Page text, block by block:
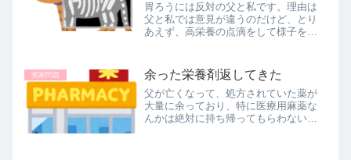
胃ろうには反対の父と私です。理由は
父と私では意見が違うのだけど、とり
あえず、高栄養の点滴をして様子を見
ブを抜いて口から何かを食べさせてあ
げたい、その一心は父娘同じです。
実家問題 余った栄養剤返してきた
父が亡くなって、処方されていた薬が
大量に余っており、特に医療用麻薬な
んかは絶対に持ち帰ってもらわないと